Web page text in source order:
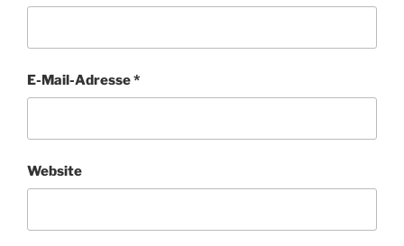
E-Mail-Adresse*
Website